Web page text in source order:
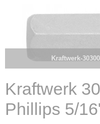
Kraftwerk-
Kraftwerk
Phillips 5/